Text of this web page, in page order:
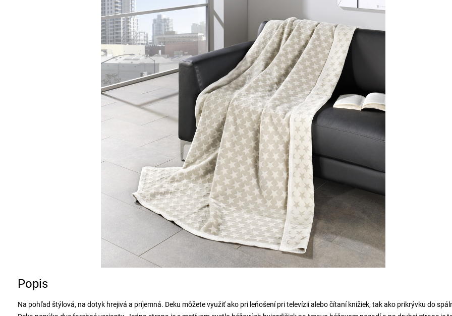
Popis
Na pohľad štýlová, na dotyk hrejivá a príjemná. Deku môžete využiť ako pri leňošení pri televízii alebo čítaní knižiek, tak ako prikrývku do